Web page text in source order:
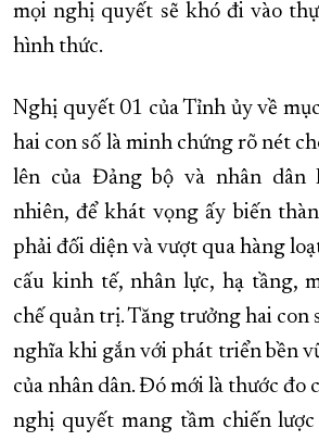
mọi nghị quyết sẽ khó đi vào
hình thức.
Nghị quyết 01 của Tỉnh ủy về
hai con số là minh chứng rõ nét
lên của Đảng bộ và nhân dân
nhiên, để khát vọng ấy biến
phải đối diện và vượt qua hàng
cấu kinh tế, nhân lực, hạ tầng,
chế quản trị. Tăng trưởng hai con
nghĩa khi gắn với phát triển bền
của nhân dân. Đó mới là thước đo
nghị quyết mang tầm chiến